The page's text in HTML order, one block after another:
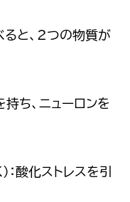
と、2つの物質が
持ち、ニューロンを
酸化ストレスを引